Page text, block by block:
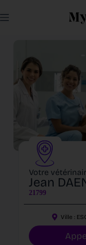
Votre
Jean
21799
Ville :